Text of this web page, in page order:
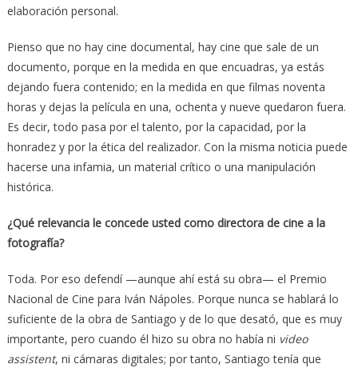
elaboración personal.
Pienso que no hay cine documental, hay cine que sale de un
documento, porque en la medida en que encuadras, ya estás
dejando fuera contenido; en la medida en que filmas noventa
horas y dejas la película en una, ochenta y nueve quedaron fuera.
Es decir, todo pasa por el talento, por la capacidad, por la
honradez y por la ética del realizador. Con la misma noticia puede
hacerse una infamia, un material crítico o una manipulación
histórica.
¿Qué relevancia le concede usted como directora de cine a la
fotografía?
Toda. Por eso defendí —aunque ahí está su obra— el Premio
Nacional de Cine para Iván Nápoles. Porque nunca se hablará lo
suficiente de la obra de Santiago y de lo que desató, que es muy
importante, pero cuando él hizo su obra no había ni video
assistent, ni cámaras digitales; por tanto, Santiago tenía que